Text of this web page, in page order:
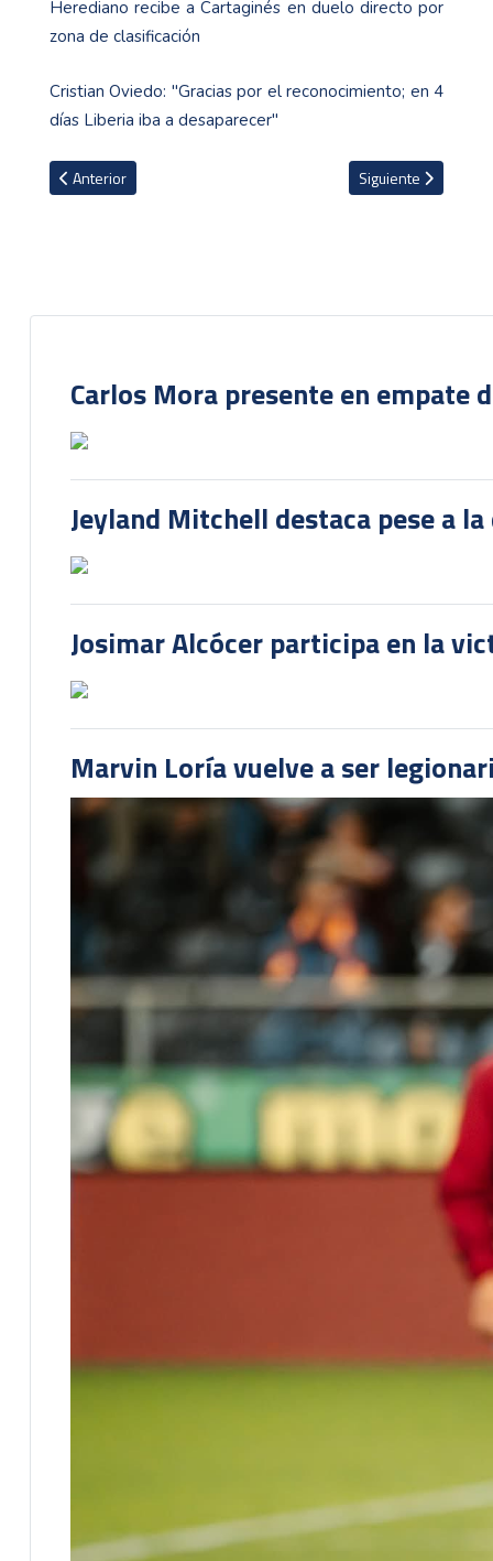
Herediano recibe a Cartaginés en duelo directo por
zona de clasificación
Cristian Oviedo: "Gracias por el reconocimiento; en 4
días Liberia iba a desaparecer"
Artículo anterior: Patrick Sequeira tuvo una buena actuación pese
Anterior Artículo siguiente:
Siguiente
Carlos Mora presente en empate
Jeyland Mitchell destaca pese a
Josimar Alcócer participa en la
Marvin Loría vuelve a ser